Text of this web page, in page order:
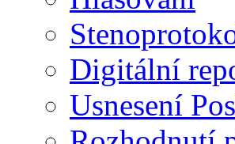
Digitální
Usnesení